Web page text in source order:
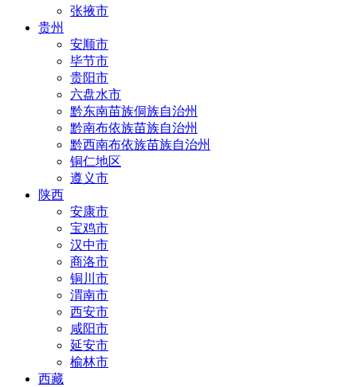
张掖市
贵州
安顺市
毕节市
贵阳市
六盘水市
黔东南苗族侗族自治州
黔南布依族苗族自治州
黔西南布依族苗族自治州
铜仁地区
遵义市
陕西
安康市
宝鸡市
汉中市
商洛市
铜川市
渭南市
西安市
咸阳市
延安市
榆林市
西藏